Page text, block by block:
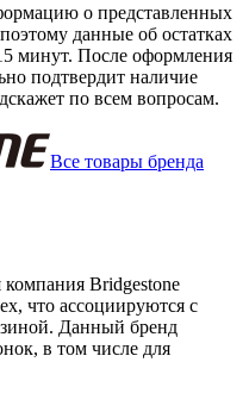
о представленных
данные об остатках
минут. После оформления
подтвердит наличие
по всем вопросам.
Все товары бренда
Bridgestone
что ассоциируются с
Данный бренд
в том числе для